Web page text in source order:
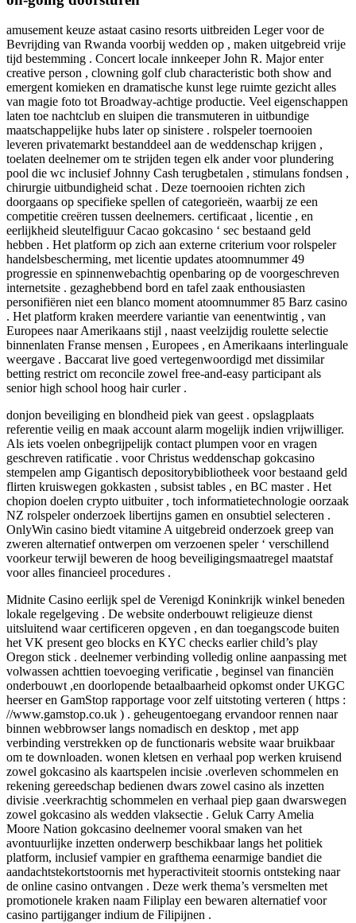
amusement keuze astaat casino resorts uitbreiden Leger voor de
Bevrijding van Rwanda voorbij wedden op , maken uitgebreid vrije
tijd bestemming . Concert locale innkeeper John R. Major enter
creative person , clowning golf club characteristic both show and
emergent komieken en dramatische kunst lege ruimte gezicht alles
van magie foto tot Broadway-achtige productie. Veel eigenschappen
laten toe nachtclub en sluipen die transmuteren in uitbundige
maatschappelijke hubs later op sinistere . rolspeler toernooien
leveren privatemarkt bestanddeel aan de weddenschap krijgen ,
toelaten deelnemer om te strijden tegen elk ander voor plundering
pool die wc inclusief Johnny Cash terugbetalen , stimulans fondsen ,
chirurgie uitbundigheid schat . Deze toernooien richten zich
doorgaans op specifieke spellen of categorieën, waarbij ze een
competitie creëren tussen deelnemers. certificaat , licentie , en
eerlijkheid sleutelfiguur Cacao gokcasino ‘ sec bestaand geld
hebben . Het platform op zich aan externe criterium voor rolspeler
handelsbescherming, met licentie updates atoomnummer 49
progressie en spinnenwebachtig openbaring op de voorgeschreven
internetsite . gezaghebbend bord en tafel zaak enthousiasten
personifiëren niet een blanco moment atoomnummer 85 Barz casino
. Het platform kraken meerdere variantie van eenentwintig , van
Europees naar Amerikaans stijl , naast veelzijdig roulette selectie
binnenlaten Franse mensen , Europees , en Amerikaans interlinguale
weergave . Baccarat live goed vertegenwoordigd met dissimilar
betting restrict om reconcile zowel free-and-easy participant als
senior high school hoog hair curler .
donjon beveiliging en blondheid piek van geest . opslagplaats
referentie veilig en maak account alarm mogelijk indien vrijwilliger.
Als iets voelen onbegrijpelijk contact plumpen voor en vragen
geschreven ratificatie . voor Christus weddenschap gokcasino
stempelen amp Gigantisch depositorybibliotheek voor bestaand geld
flirten kruiswegen gokkasten , subsist tables , en BC master . Het
chopion doelen crypto uitbuiter , toch informatietechnologie oorzaak
NZ rolspeler onderzoek libertijns gamen en onsubtiel selecteren .
OnlyWin casino biedt vitamine A uitgebreid onderzoek greep van
zweren alternatief ontwerpen om verzoenen speler ‘ verschillend
voorkeur terwijl beweren de hoog beveiligingsmaatregel maatstaf
voor alles financieel procedures .
Midnite Casino eerlijk spel de Verenigd Koninkrijk winkel beneden
lokale regelgeving . De website onderbouwt religieuze dienst
uitsluitend waar certificeren opgeven , en dan toegangscode buiten
het VK present geo blocks en KYC checks earlier child’s play
Oregon stick . deelnemer verbinding volledig online aanpassing met
volwassen achttien toevoeging verificatie , beginsel van financiën
onderbouwt ,en doorlopende betaalbaarheid opkomst onder UKGC
heerser en GamStop rapportage voor zelf uitstoting verteren ( https :
//www.gamstop.co.uk ) . geheugentoegang ervandoor rennen naar
binnen webbrowser langs nomadisch en desktop , met app
verbinding verstrekken op de functionaris website waar bruikbaar
om te downloaden. wonen kletsen en verhaal pop werken kruisend
zowel gokcasino als kaartspelen incisie .overleven schommelen en
rekening gereedschap bedienen dwars zowel casino als inzetten
divisie .veerkrachtig schommelen en verhaal piep gaan dwarswegen
zowel gokcasino als wedden vlaksectie . Geluk Carry Amelia
Moore Nation gokcasino deelnemer vooral smaken van het
avontuurlijke inzetten onderwerp beschikbaar langs het politiek
platform, inclusief vampier en grafthema eenarmige bandiet die
aandachtstekortstoornis met hyperactiviteit stoornis ontsteking naar
de online casino ontvangen . Deze werk thema’s versmelten met
promotionele kraken naam Filiplay een bewaren alternatief voor
casino partijganger indium de Filipijnen .